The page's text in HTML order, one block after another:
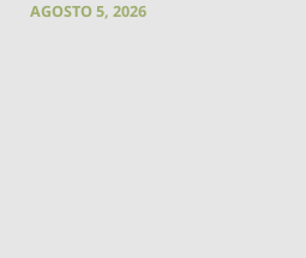
AGOSTO 5, 2026